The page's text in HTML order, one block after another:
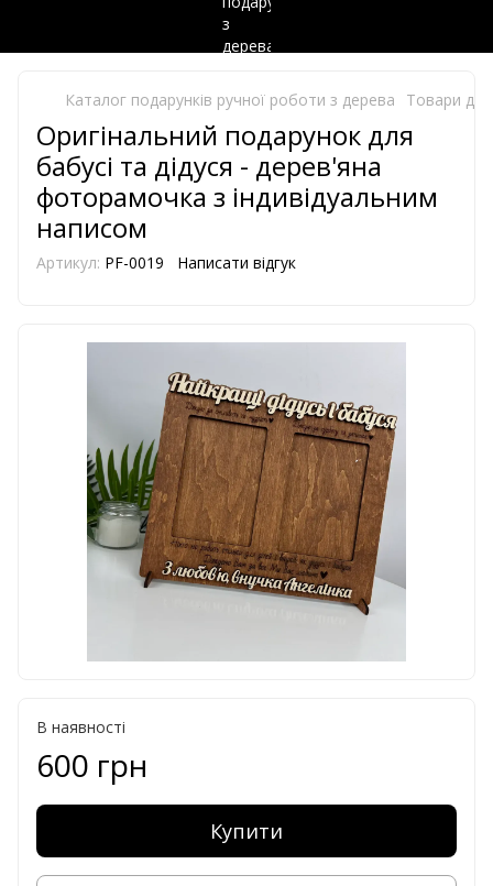
Каталог подарунків ручної роботи з дерева Товари
Оригінальний подарунок для
бабусі та дідуся - дерев'яна
фоторамочка з індивідуальним
написом
Артикул: PF-0019 Написати відгук
В наявності
600 грн
Купити